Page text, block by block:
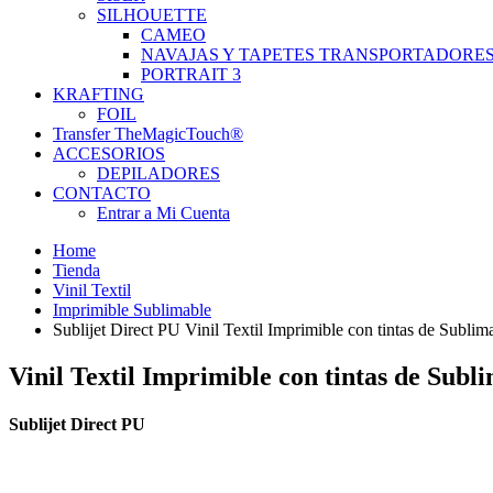
SILHOUETTE
CAMEO
NAVAJAS Y TAPETES TRANSPORTADORES
PORTRAIT 3
KRAFTING
FOIL
Transfer TheMagicTouch®
ACCESORIOS
DEPILADORES
CONTACTO
Entrar a Mi Cuenta
Home
Tienda
Vinil Textil
Imprimible Sublimable
Sublijet Direct PU Vinil Textil Imprimible con tintas de
Vinil Textil Imprimible con tintas de
Sublijet Direct PU